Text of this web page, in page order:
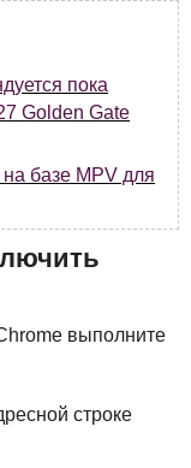
пока
Golden Gate
базе MPV для
выполните
строке